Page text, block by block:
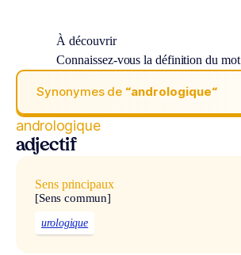
À découvrir
Connaissez-vous la définition du mot
Synonymes de “andrologique“
andrologique
adjectif
Sens principaux
[Sens commun]
urologique